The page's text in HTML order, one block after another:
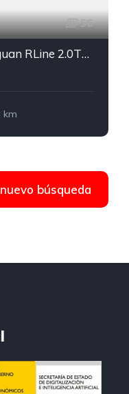
56
Volkswagen Tiguan RLine 2.0TDi 150CV DSG7 2021
km
búsqueda